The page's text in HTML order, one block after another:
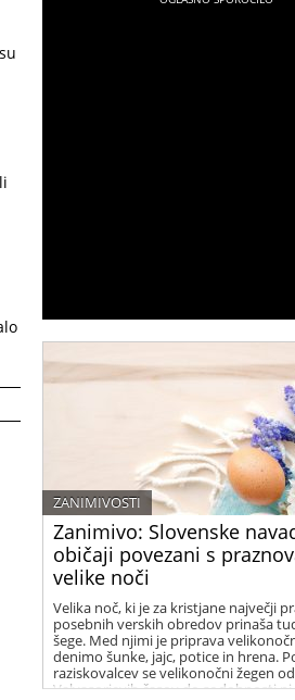
Zanimivo: Slovenske
običaji povezani s
velike noči
ZANIMIVOSTI
Velika noč, ki je za kristjane največji
posebnih verskih obredov prinaša
šege. Med njimi je priprava
denimo šunke, jajc, potice in hrena.
raziskovalcev se velikonočni žegen od
Valvasorjevih časov do sodobnosti